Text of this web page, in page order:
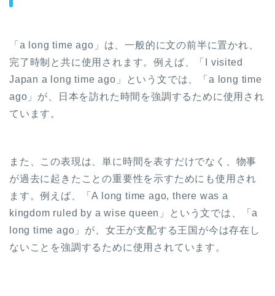
「a long time ago」は、一般的に文の前半に置かれ、
完了時制と共に使用されます。例えば、「I visited
Japan a long time ago」という文では、「a long time
ago」が、日本を訪れた時間を強調するために使用され
ています。
また、この表現は、単に時間を表すだけでなく、物事
が過去に起きたことの重要性を示すためにも使用され
ます。例えば、「A long time ago, there was a
kingdom ruled by a wise queen」という文では、「a
long time ago」が、女王が支配する王国が今は存在し
ないことを強調するために使用されています。